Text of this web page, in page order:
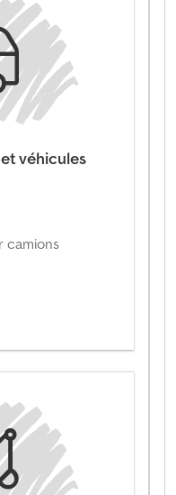
véhicules
camions